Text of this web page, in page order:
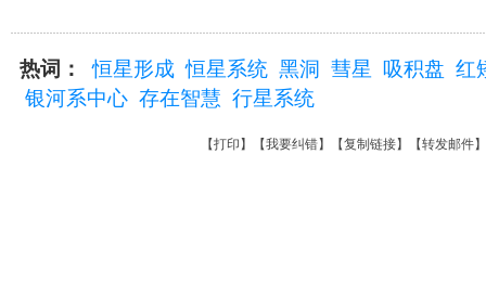
热词： 恒星形成 恒星系统 黑洞 彗星 吸积盘 红
银河系中心 存在智慧 行星系统
【打印 】【我要纠错】【复制链接】【转发邮件